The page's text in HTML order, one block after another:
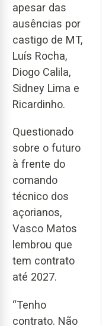
apesar das
ausências por
castigo de MT,
Luís Rocha,
Diogo Calila,
Sidney Lima e
Ricardinho.
Questionado
sobre o futuro
à frente do
comando
técnico dos
açorianos,
Vasco Matos
lembrou que
tem contrato
até 2027.
“Tenho
contrato. Não